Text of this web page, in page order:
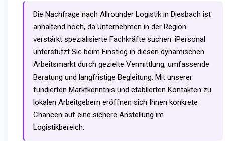
Die Nachfrage nach Allrounder Logistik in Diesbach ist
anhaltend hoch, da Unternehmen in der Region
verstärkt spezialisierte Fachkräfte suchen. iPersonal
unterstützt Sie beim Einstieg in diesen dynamischen
Arbeitsmarkt durch gezielte Vermittlung, umfassende
Beratung und langfristige Begleitung. Mit unserer
fundierten Marktkenntnis und etablierten Kontakten zu
lokalen Arbeitgebern eröffnen sich Ihnen konkrete
Chancen auf eine sichere Anstellung im
Logistikbereich.